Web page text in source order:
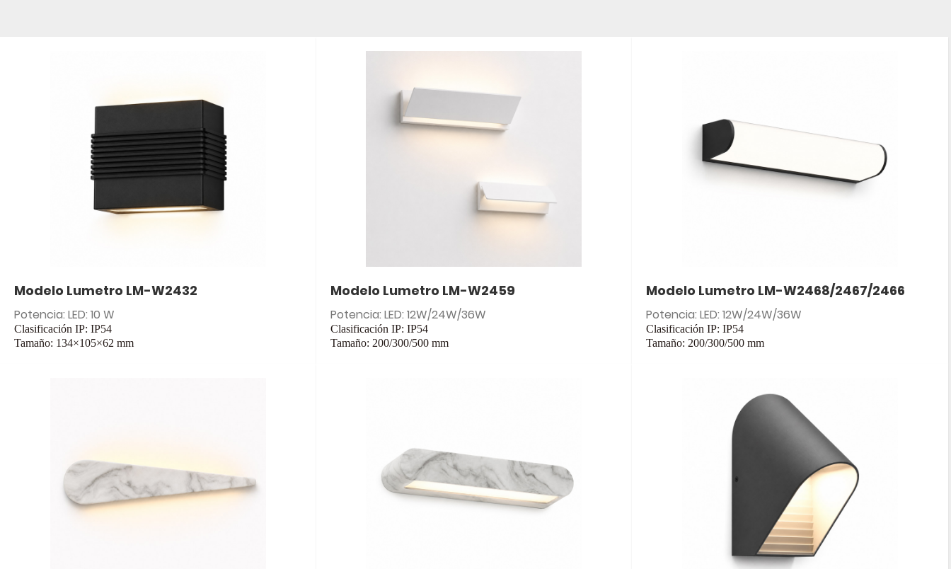
Modelo Lumetro LM-W2432
Potencia: LED: 10 W
Clasificación IP: IP54
Tamaño: 134×105×62 mm
Modelo Lumetro LM-W2459
Potencia: LED: 12W/24W/36W
Clasificación IP: IP54
Tamaño: 200/300/500 mm
Modelo Lumetro LM-W2468/2467/2466
Potencia: LED: 12W/24W/36W
Clasificación IP: IP54
Tamaño: 200/300/500 mm